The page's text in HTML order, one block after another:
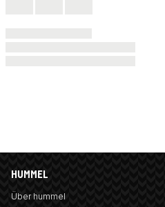
HUMMEL
Über hummel